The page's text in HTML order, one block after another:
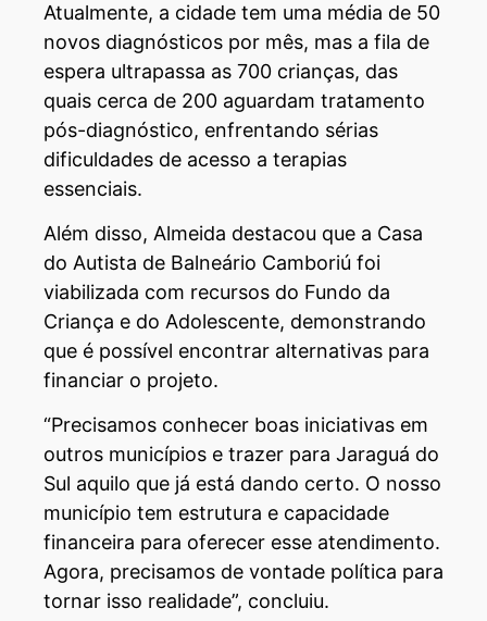
Atualmente, a cidade tem uma média de 50
novos diagnósticos por mês, mas a fila de
espera ultrapassa as 700 crianças, das
quais cerca de 200 aguardam tratamento
pós-diagnóstico, enfrentando sérias
dificuldades de acesso a terapias
essenciais.
Além disso, Almeida destacou que a Casa
do Autista de Balneário Camboriú foi
viabilizada com recursos do Fundo da
Criança e do Adolescente, demonstrando
que é possível encontrar alternativas para
financiar o projeto.
“Precisamos conhecer boas iniciativas em
outros municípios e trazer para Jaraguá do
Sul aquilo que já está dando certo. O nosso
município tem estrutura e capacidade
financeira para oferecer esse atendimento.
Agora, precisamos de vontade política para
tornar isso realidade”, concluiu.